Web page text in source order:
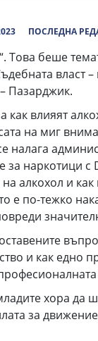
ПОСЛЕДНА
Това беше
Пазарджик.
как влияят
на миг
налага
за наркотици
алкохол и
е по-тежко
и как едно
хора да
за